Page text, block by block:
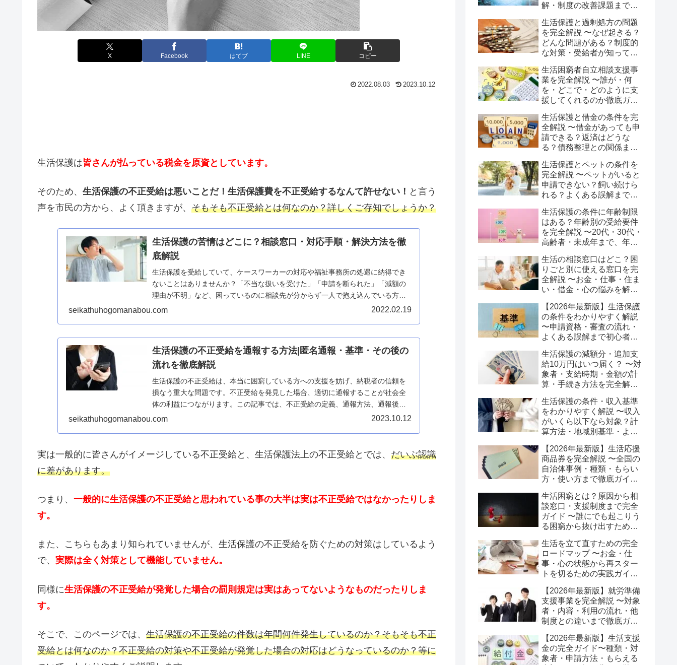
X Facebook はてブ LINE コピー
2022.08.03 2023.10.12
生活保護は皆さんが払っている税金を原資としています。
そのため、 生活保護の不正受給は悪いことだ！生活保護費を不正受給するなんて許せない！ と言う
声を市民の方から、よく頂きますが、 そもそも不正受給とは何なのか？詳しくご存知でしょうか？
生活保護の苦情はどこに？相談窓口・対応手順・解決方法を徹
底解説
生活保護を受給していて、ケースワーカーの対応や福祉事務所の処遇に納得でき
ないことはありませんか？「不当な扱いを受けた」「申請を断られた」「減額の
理由が不明」など、困っているのに相談先が分からず一人で抱え込んでいる方も
少なくありません。本記事...
seikathuhogomanabou.com 2022.02.19
生活保護の不正受給を通報する方法|匿名通報・基準・その後の
流れを徹底解説
生活保護の不正受給は、本当に困窮している方への支援を妨げ、納税者の信頼を
損なう重大な問題です。不正受給を発見した場合、適切に通報することが社会全
体の利益につながります。この記事では、不正受給の定義、通報方法、通報後の
流れ、そして注意すべき点...
seikathuhogomanabou.com 2023.10.12
実は一般的に皆さんがイメージしている不正受給と、生活保護法上の不正受給とでは、 だいぶ認識
に差があります。
つまり、 一般的に生活保護の不正受給と思われている事の大半は実は不正受給ではなかったりしま
す。
また、こちらもあまり知られていませんが、生活保護の不正受給を防ぐための対策はしているよう
で、 実際は全く対策として機能していません。
同様に生活保護の不正受給が発覚した場合の罰則規定は実はあってないようなものだったりしま
す。
そこで、このページでは、 生活保護の不正受給の件数は年間何件発生しているのか？そもそも不正
受給とは何なのか？不正受給の対策や不正受給が発覚した場合の対応はどうなっているのか？等に
解・制度の改善課題まで徹
生活保護と過剰処方の問題
を完全解説 〜なぜ起きる？
どんな問題がある？制度的
な対策・受給者が知ってお
ド〜
生活困窮者自立相談支援事
業を完全解説 〜誰が・何
を・どこで・どのように支
援してくれるのか徹底ガイ
生活保護と借金の条件を完
全解説 〜借金があっても申
請できる？返済はどうな
る？債務整理との関係まで
生活保護とペットの条件を
完全解説 〜ペットがいると
申請できない？飼い続けら
れる？よくある誤解まで徹
生活保護の条件に年齢制限
はある？年齢別の受給要件
を完全解説 〜20代・30代・
高齢者・未成年まで、年齢
生活の相談窓口はどこ？困
りごと別に使える窓口を完
全解説 〜お金・仕事・住ま
い・借金・心の悩みを解決
ド〜
【2026年最新版】生活保護
の条件をわかりやすく解説
〜申請資格・審査の流れ・
よくある誤解まで初心者向
生活保護の減額分・追加支
給10万円はいつ届く？ 〜対
象者・支給時期・金額の計
算・手続き方法を完全解
生活保護の条件・収入基準
をわかりやすく解説 〜収入
がいくら以下なら対象？計
算方法・地域別基準・よく
【2026年最新版】生活応援
商品券を完全解説 〜全国の
自治体事例・種類・もらい
方・使い方まで徹底ガイ
生活困窮とは？原因から相
談窓口・支援制度まで完全
ガイド 〜誰にでも起こりう
る困窮から抜け出すための
生活を立て直すための完全
ロードマップ 〜お金・仕
事・心の状態から再スター
トを切るための実践ガイ
【2026年最新版】就労準備
支援事業を完全解説 〜対象
者・内容・利用の流れ・他
制度との違いまで徹底ガイ
【2026年最新版】生活支援
金の完全ガイド〜種類・対
象者・申請方法・もらえる